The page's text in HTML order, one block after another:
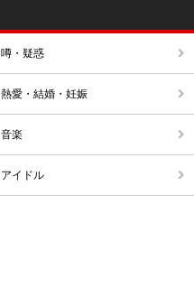
噂・疑惑
熱愛・結婚・妊娠
音楽
アイドル